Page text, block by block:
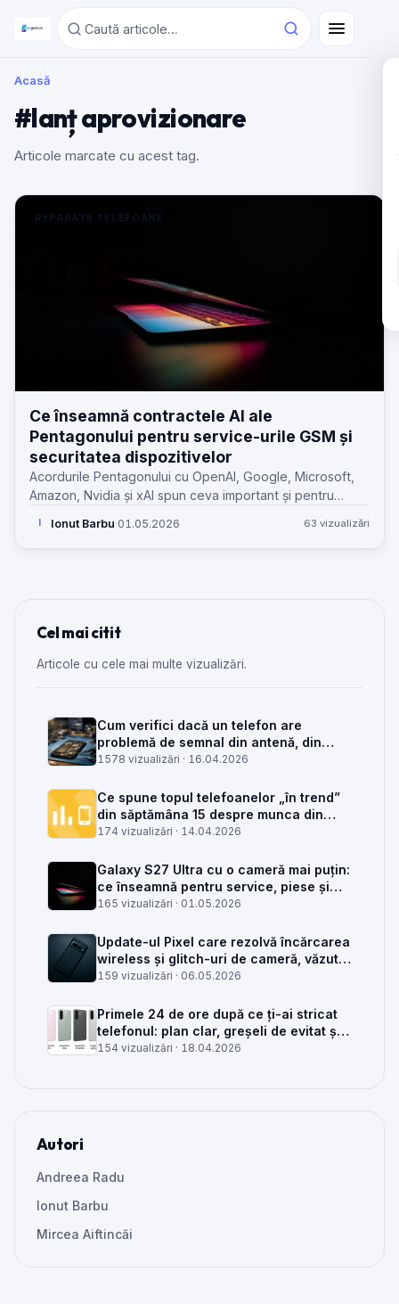
Acasă
#lanț aprovizionare
Articole marcate cu acest tag.
REPARAȚII TELEFOANE
Ce înseamnă contractele AI ale
Pentagonului pentru service-urile GSM și
securitatea dispozitivelor
Acordurile Pentagonului cu OpenAI, Google, Microsoft,
Amazon, Nvidia și xAI spun ceva important și pentru
modelele și lanțul de aprovizionare.
I Ionut Barbu·01.05.2026 63 vizualizări
Cel mai citit
Articole cu cele mai multe vizualizări.
Cum verifici dacă un telefon are
problemă de semnal din antenă, din
placa de bază sau din rețea
1578 vizualizări · 16.04.2026
Ce spune topul telefoanelor „în trend”
din săptămâna 15 despre munca din
service GSM
174 vizualizări · 14.04.2026
Galaxy S27 Ultra cu o cameră mai puțin:
ce înseamnă pentru service, piese și
client
165 vizualizări · 01.05.2026
Update-ul Pixel care rezolvă încărcarea
wireless și glitch-uri de cameră, văzut
din service
159 vizualizări · 06.05.2026
Primele 24 de ore după ce ți-ai stricat
telefonul: plan clar, greșeli de evitat și
când mai merită reparat
154 vizualizări · 18.04.2026
Autori
Andreea Radu
Ionut Barbu
Mircea Aiftincăi